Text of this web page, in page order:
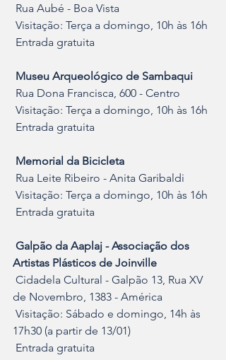
Rua Aubé - Boa Vista
Visitação: Terça a domingo, 10h às 16h
Entrada gratuita
Museu Arqueológico de Sambaqui
Rua Dona Francisca, 600 - Centro
Visitação: Terça a domingo, 10h às 16h
Entrada gratuita
Memorial da Bicicleta
Rua Leite Ribeiro - Anita Garibaldi
Visitação: Terça a domingo, 10h às 16h
Entrada gratuita
Artistas Plásticos de Joinville
de Novembro, 1383 - América
17h30 (a partir de 13/01)
Entrada gratuita